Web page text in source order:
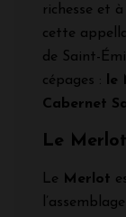
richesse et
cette
de Saint-
cépages :
le
Cabernet
Le
Le Merlot